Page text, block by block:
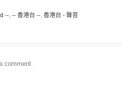
--, -- 香港台 --, 香港台 - 聲音
comment.